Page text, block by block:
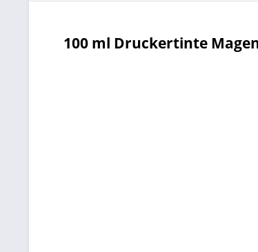
100 ml Druckertinte